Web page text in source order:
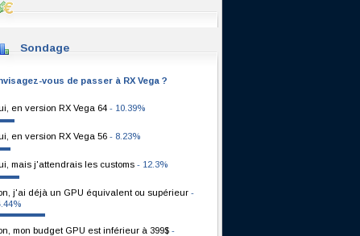
Sondage
vous de passer à RX Vega ?
en version RX Vega 64 - 10.39%
en version RX Vega 56 - 8.23%
mais j'attendrais les customs - 12.3%
j'ai déjà un GPU équivalent ou supérieur -
mon budget GPU est inférieur à 399$ -